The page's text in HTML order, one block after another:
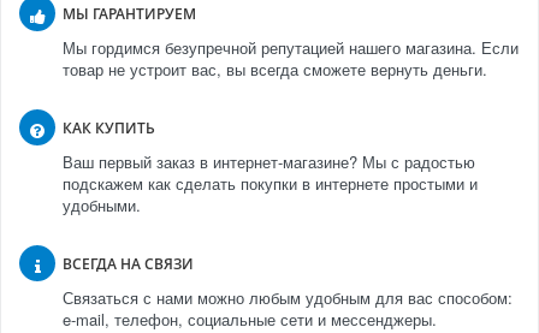
МЫ ГАРАНТИРУЕМ
Мы гордимся безупречной репутацией нашего магазина. Если
товар не устроит вас, вы всегда сможете вернуть деньги.
КАК КУПИТЬ
Ваш первый заказ в интернет-магазине? Мы с радостью
подскажем как сделать покупки в интернете простыми и
удобными.
ВСЕГДА НА СВЯЗИ
Связаться с нами можно любым удобным для вас способом:
e-mail, телефон, социальные сети и мессенджеры.